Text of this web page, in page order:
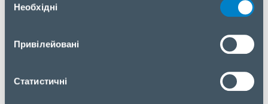
згоди
Необхідні
Привілейовані
Статистичні